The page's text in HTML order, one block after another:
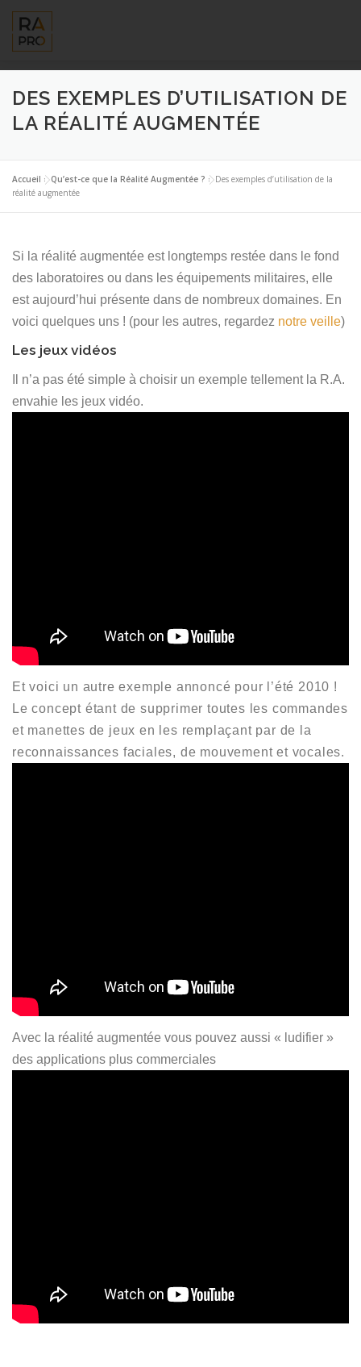
contenu
LA RÉALITÉ AUGMENTÉE ? RA’PRO SERVICES
DES EXEMPLES D’UTILISATION DE
LA RÉALITÉ AUGMENTÉE
Accueil »Qu’est-ce que la Réalité Augmentée ? »Des exemples d’utilisation de la
réalité augmentée
Si la réalité augmentée est longtemps restée dans le fond
des laboratoires ou dans les équipements militaires, elle
est aujourd’hui présente dans de nombreux domaines. En
voici quelques uns ! (pour les autres, regardez notre veille)
Les jeux vidéos
Il n’a pas été simple à choisir un exemple tellement la R.A.
envahie les jeux vidéo.
Et voici un autre exemple annoncé pour l’été 2010 !
Le concept étant de supprimer toutes les commandes
et manettes de jeux en les remplaçant par de la
reconnaissances faciales, de mouvement et vocales.
Avec la réalité augmentée vous pouvez aussi « ludifier »
des applications plus commerciales